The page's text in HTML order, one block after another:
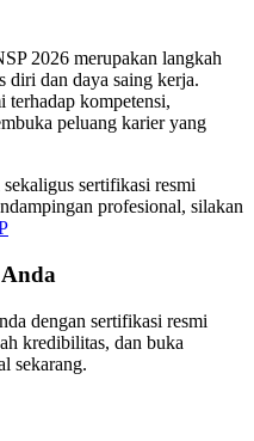
2026 merupakan langkah
diri dan daya saing kerja.
terhadap kompetensi,
peluang karier yang
sertifikasi resmi
profesional, silakan
dengan sertifikasi resmi
kredibilitas, dan buka
sekarang.